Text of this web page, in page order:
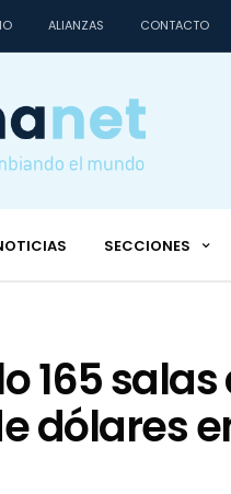
ALIANZAS CONTACTO
SECCIONES
165
dólares